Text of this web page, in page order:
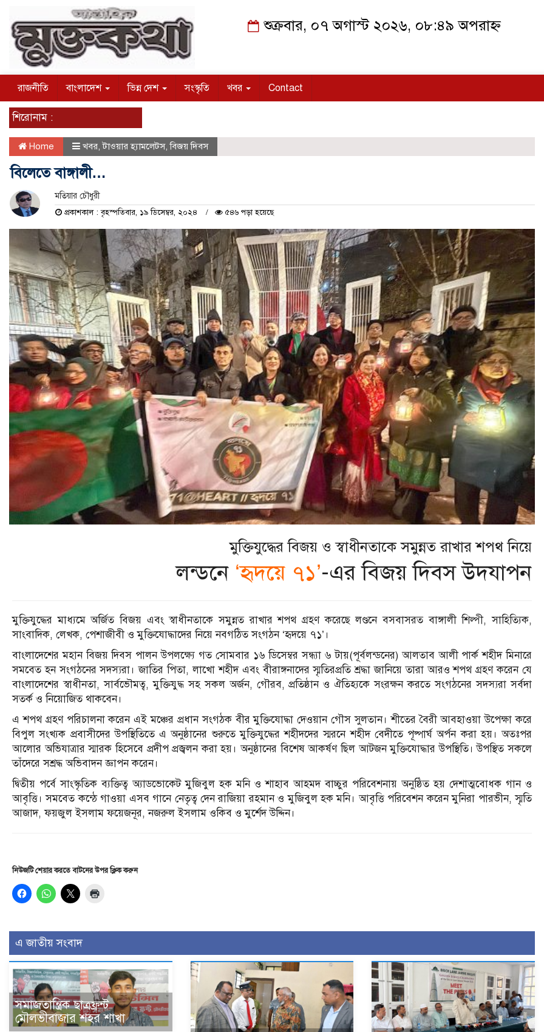
শুক্রবার, ০৭ অগাস্ট ২০২৬, ০৮:৪৯ অপরাহ্ন
রাজনীতি বাংলাদেশ ভিন্ন দেশ সংস্কৃতি খবর Contact
শিরোনাম :
Home খবর,টাওয়ার হ্যামলেটস,বিজয় দিবস
বিলেতে বাঙ্গালী…
মতিয়ার চৌধুরী
প্রকাশকাল : বৃহস্পতিবার, ১৯ ডিসেম্বর, ২০২৪ ৫৪৬ পড়া হয়েছে
মুক্তিযুদ্ধের বিজয় ও স্বাধীনতাকে সমুন্নত রাখার শপথ নিয়ে
লন্ডনে ‘হৃদয়ে ৭১’-এর বিজয় দিবস উদযাপন
মুক্তিযুদ্ধের মাধ্যমে অর্জিত বিজয় এবং স্বাধীনতাকে সমুন্নত রাখার শপথ গ্রহণ করেছে লণ্ডনে বসবাসরত বাঙ্গালী শিল্পী, সাহিত্যিক,
সাংবাদিক, লেখক, পেশাজীবী ও মুক্তিযোদ্ধাদের নিয়ে নবগঠিত সংগঠন ‘হৃদয়ে ৭১’।
বাংলাদেশের মহান বিজয় দিবস পালন উপলক্ষ্যে গত সোমবার ১৬ ডিসেম্বর সন্ধ্যা ৬ টায়(পূর্বলন্ডনের) আলতাব আলী পার্ক শহীদ মিনারে
সমবেত হন সংগঠনের সদস্যরা। জাতির পিতা, লাখো শহীদ এবং বীরাঙ্গনাদের স্মৃতিরপ্রতি শ্রদ্ধা জানিয়ে তারা আরও শপথ গ্রহণ করেন যে
বাংলাদেশের স্বাধীনতা, সার্বভৌমত্ব, মুক্তিযুদ্ধ সহ সকল অর্জন, গৌরব, প্রতিষ্ঠান ও ঐতিহ্যকে সংরক্ষন করতে সংগঠনের সদস্যরা সর্বদা
সতর্ক ও নিয়োজিত থাকবেন।
এ শপথ গ্রহণ পরিচালনা করেন এই মঞ্চের প্রধান সংগঠক বীর মুক্তিযোদ্ধা দেওয়ান গৌস সুলতান। শীতের বৈরী আবহাওয়া উপেক্ষা করে
বিপুল সংখ্যক প্রবাসীদের উপস্থিতিতে এ অনুষ্ঠানের শুরুতে মুক্তিযুদ্ধের শহীদদের স্মরনে শহীদ বেদীতে পূষ্পার্ঘ অর্পন করা হয়। অতঃপর
আলোর অভিযাত্রার স্মারক হিসেবে প্রদীপ প্রজ্বলন করা হয়। অনুষ্ঠানের বিশেষ আকর্ষণ ছিল আটজন মুক্তিযোদ্ধার উপস্থিতি। উপস্থিত সকলে
তাঁদেরে সশ্রদ্ধ অভিবাদন জ্ঞাপন করেন।
দ্বিতীয় পর্বে সাংস্কৃতিক ব্যক্তিত্ব অ্যাডভোকেট মুজিবুল হক মনি ও শাহাব আহমদ বাচ্চুর পরিবেশনায় অনুষ্ঠিত হয় দেশাত্মবোধক গান ও
আবৃত্তি। সমবেত কন্ঠে গাওয়া এসব গানে নেতৃত্ব দেন রাজিয়া রহমান ও মুজিবুল হক মনি। আবৃত্তি পরিবেশন করেন মুনিরা পারভীন, স্মৃতি
আজাদ, ফয়জুল ইসলাম ফয়েজনূর, নজরুল ইসলাম ওকিব ও মুর্শেদ উদ্দিন।
নিউজটি শেয়ার করতে বাটনের উপর ক্লিক করুন
এ জাতীয় সংবাদ
সমাজতান্ত্রিক ছাত্রফ্রন্ট
মৌলভীবাজার শহর শাখা